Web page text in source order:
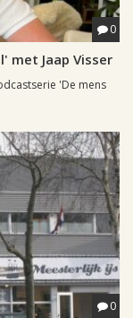
0
met Jaap Visser
'De mens
0